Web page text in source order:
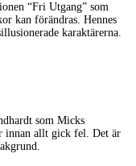
“Fri Utgang” som
kan förändras. Hennes
karaktärerna.
som Micks
innan allt gick fel. Det är